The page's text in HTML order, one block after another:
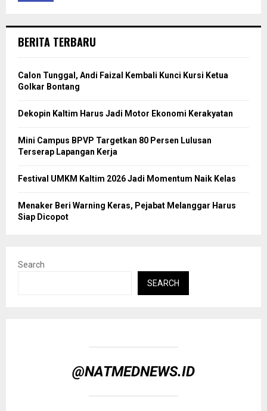
BERITA TERBARU
Calon Tunggal, Andi Faizal Kembali Kunci Kursi Ketua
Golkar Bontang
Dekopin Kaltim Harus Jadi Motor Ekonomi Kerakyatan
Mini Campus BPVP Targetkan 80 Persen Lulusan
Terserap Lapangan Kerja
Festival UMKM Kaltim 2026 Jadi Momentum Naik Kelas
Menaker Beri Warning Keras, Pejabat Melanggar Harus
Siap Dicopot
Search
SEARCH
@NATMEDNEWS.ID